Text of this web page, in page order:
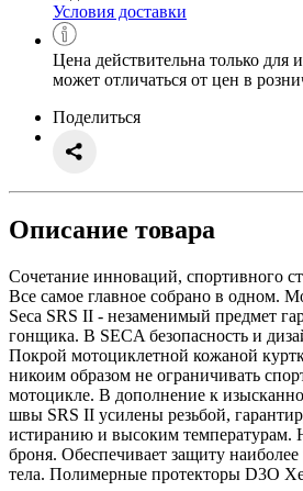
Условия доставки
Цена действительна только для
может отличаться от цен в
Поделиться
Описание товара
Сочетание инноваций, спортивного
Все самое главное собрано в одном.
Seca SRS II - незаменимый предмет
гонщика. В SECA безопасность и
Покрой мотоциклетной кожаной
никоим образом не ограничивать
мотоцикле. В дополнение к
швы SRS II усилены резьбой,
истиранию и высоким температурам.
броня. Обеспечивает защиту
тела. Полимерные протекторы D3О